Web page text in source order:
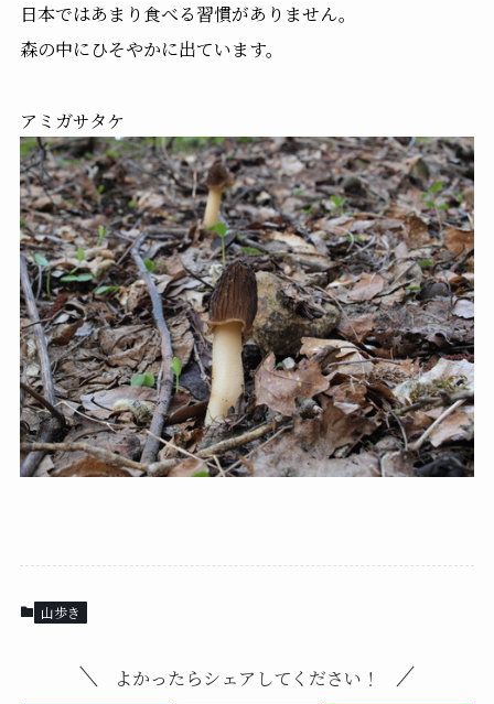
日本ではあまり食べる習慣がありません。
森の中にひそやかに出ています。
アミガサタケ
山歩き
よかったらシェアしてください！